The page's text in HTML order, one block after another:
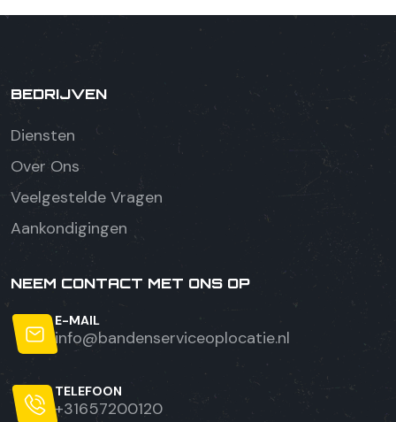
BEDRIJVEN
Diensten
Over Ons
Veelgestelde Vragen
Aankondigingen
NEEM CONTACT MET ONS OP
E-MAIL
info@bandenserviceoplocatie.nl
TELEFOON
+31657200120